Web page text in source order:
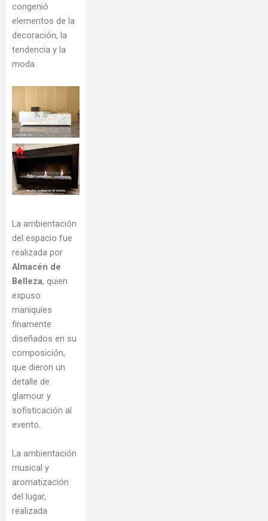
congenió
elementos de la
decoración, la
tendencia y la
moda.
La ambientación
del espacio fue
realizada por
Almacén de
Belleza, quien
expuso
maniquíes
finamente
diseñados en su
composición,
que dieron un
detalle de
glamour y
sofisticación al
evento.
La ambientación
musical y
aromatización
del lugar,
realizada